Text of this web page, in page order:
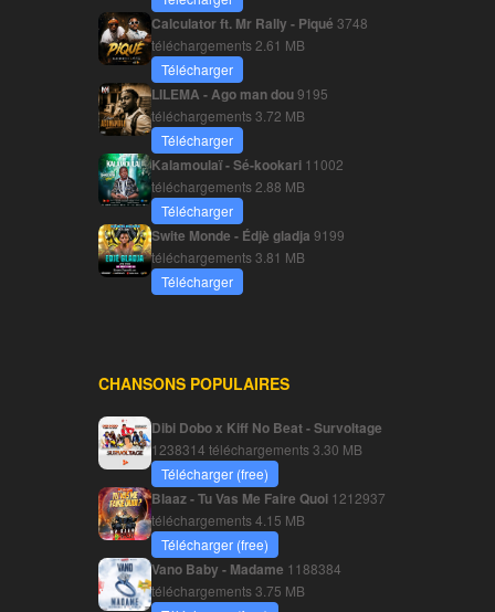
Calculator ft. Mr Rally - Piqué 3748
téléchargements 2.61 MB
Télécharger
LILEMA - Ago man dou9195
téléchargements3.72 MB
Télécharger
Kalamoulaï - Sé-kookari 11002
téléchargements 2.88 MB
Télécharger
Swite Monde - Édjè gladja 9199
téléchargements3.81 MB
Télécharger
CHANSONS POPULAIRES
Dibi Dobo x Kiff No Beat - Survoltage
1238314 téléchargements3.30 MB
Télécharger (free)
Blaaz - Tu Vas Me Faire Quoi 1212937
téléchargements4.15 MB
Télécharger (free)
Vano Baby - Madame 1188384
téléchargements3.75 MB